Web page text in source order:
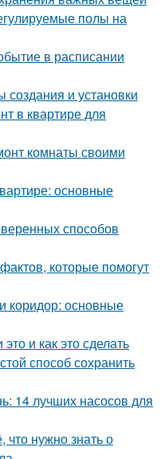
полы на
в расписании
и установки
в квартире для
комнаты своими
основные
способов
которые помогут
коридор: основные
и как это сделать
способ сохранить
14 лучших насосов для
что нужно знать о